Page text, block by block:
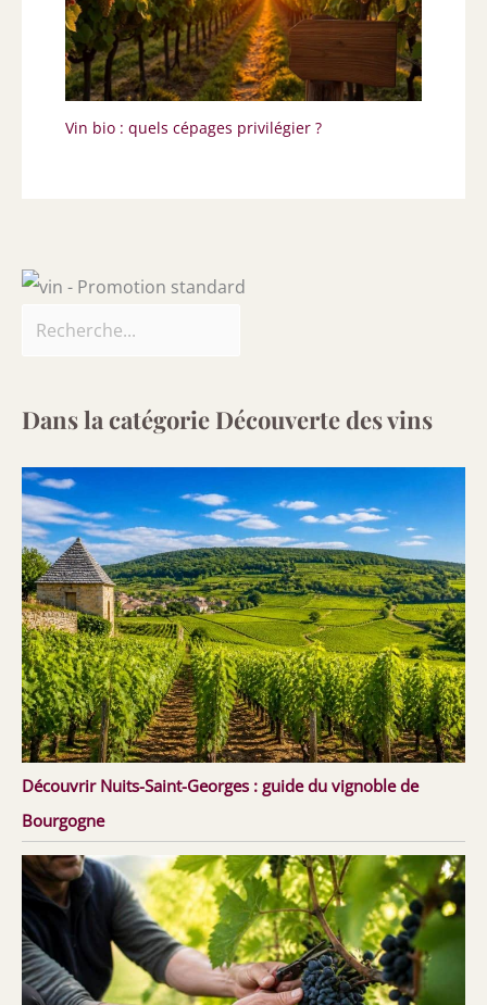
Vin bio : quels cépages privilégier ?
Dans la catégorie Découverte des vins
Découvrir Nuits-Saint-Georges : guide du vignoble de
Bourgogne